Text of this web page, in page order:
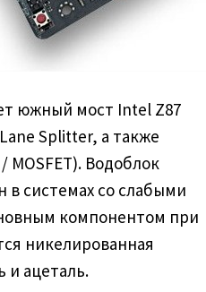
южный мост Intel Z87
Lane Splitter, а также
MOSFET). Водоблок
в системах со слабыми
компонентом при
никелированная
и ацеталь.